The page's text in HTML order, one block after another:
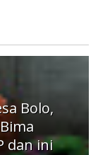
Bolo,
dan ini